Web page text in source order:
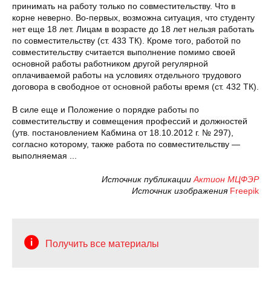
принимать на работу только по совместительству. Что в
корне неверно. Во-первых, возможна ситуация, что студенту
нет еще 18 лет. Лицам в возрасте до 18 лет нельзя работать
по совместительству (ст. 433 ТК). Кроме того, работой по
совместительству считается выполнение помимо своей
основной работы работником другой регулярной
оплачиваемой работы на условиях отдельного трудового
договора в свободное от основной работы время (ст. 432 ТК).
В силе еще и Положение о порядке работы по
совместительству и совмещения профессий и должностей
(утв. постановлением Кабмина от 18.10.2012 г. № 297),
согласно которому, также работа по совместительству —
выполняемая ...
Источник публикации Актион МЦФЭР
Источник изображения Freepik
Получить все материалы